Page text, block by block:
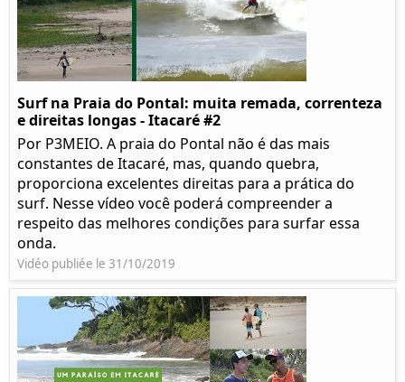
Surf na Praia do Pontal: muita remada, correnteza
e direitas longas - Itacaré #2
Por P3MEIO. A praia do Pontal não é das mais
constantes de Itacaré, mas, quando quebra,
proporciona excelentes direitas para a prática do
surf. Nesse vídeo você poderá compreender a
respeito das melhores condições para surfar essa
onda.
Vidéo publiée le 31/10/2019